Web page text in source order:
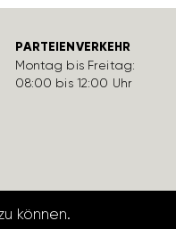
können.
PARTEIENVERKEHR
Montag bis Freitag:
08:00 bis 12:00 Uhr